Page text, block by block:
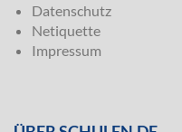
Datenschutz
Netiquette
Impressum